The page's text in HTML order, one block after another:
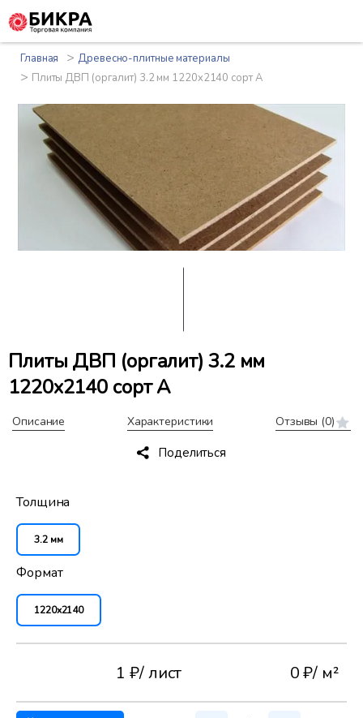
Главная >Древесно-плитные материалы
> Плиты ДВП (оргалит) 3.2 мм 1220x2140 сорт А
Плиты ДВП (оргалит) 3.2 мм
1220x2140 сорт А
Описание Характеристики Отзывы (0)
Поделиться
Толщина
3.2 мм
Формат
1220x2140
1 ₽/ лист 0 ₽/ м²